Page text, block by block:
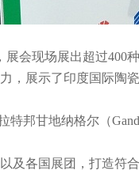
展会现场展出超过400
展示了印度国际陶
邦甘地纳格尔（
各国展团，打造符